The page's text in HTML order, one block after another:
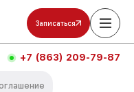
Записаться
+7 (863) 209-79-87